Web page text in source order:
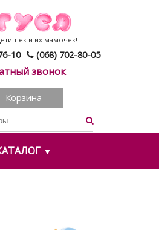
10 (068) 702-80-05
звонок
и их мамочек!
Корзина